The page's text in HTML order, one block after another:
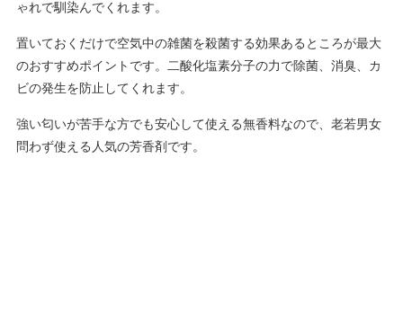
ゃれで馴染んでくれます。
置いておくだけで空気中の雑菌を殺菌する効果あるところが最大
のおすすめポイントです。二酸化塩素分子の力で除菌、消臭、カ
ビの発生を防止してくれます。
強い匂いが苦手な方でも安心して使える無香料なので、老若男女
問わず使える人気の芳香剤です。